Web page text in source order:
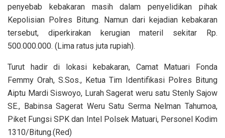
penyebab kebakaran masih dalam penyelidikan pihak
Kepolisian Polres Bitung. Namun dari kejadian kebakaran
tersebut, diperkirakan kerugian materil sekitar Rp.
500.000.000. (Lima ratus juta rupiah).
Turut hadir di lokasi kebakaran, Camat Matuari Fonda
Femmy Orah, S.Sos., Ketua Tim Identifikasi Polres Bitung
Aiptu Mardi Siswoyo, Lurah Sagerat weru satu Stenly Sajow
SE., Babinsa Sagerat Weru Satu Serma Nelman Tahumoa,
Piket Fungsi SPK dan Intel Polsek Matuari, Personel Kodim
1310/Bitung.(Red)